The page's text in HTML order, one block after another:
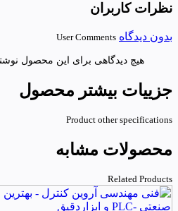
نظرات کاربران
بدون دیدگاه User Comments
هیچ دیدگاهی برای این محصول
جزییات بیشتر محصول
Product other specifications
محصولات مشابه
Related Products